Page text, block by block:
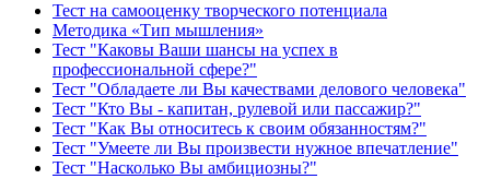
Тест на самооценку творческого потенциала
Методика «Тип мышления»
Тест "Каковы Ваши шансы на успех в
профессиональной сфере?"
Тест "Обладаете ли Вы качествами делового человека"
Тест "Кто Вы - капитан, рулевой или пассажир?"
Тест "Как Вы относитесь к своим обязанностям?"
Тест "Умеете ли Вы произвести нужное впечатление"
Тест "Насколько Вы амбициозны?"